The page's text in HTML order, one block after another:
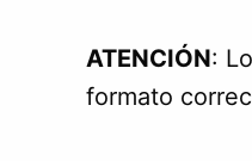
ATENCIÓN:
formato